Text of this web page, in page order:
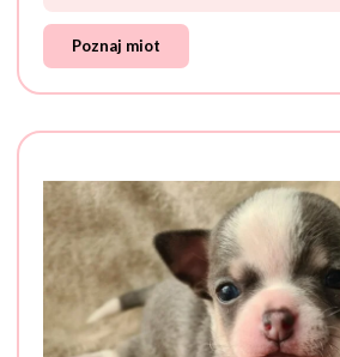
Poznaj miot